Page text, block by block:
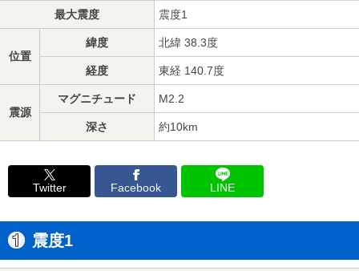
最大震度 震度1
位置
緯度 北緯 38.3度
経度 東経 140.7度
震源
マグニチュード M2.2
深さ 約10km
Twitter Facebook LINE
震度1